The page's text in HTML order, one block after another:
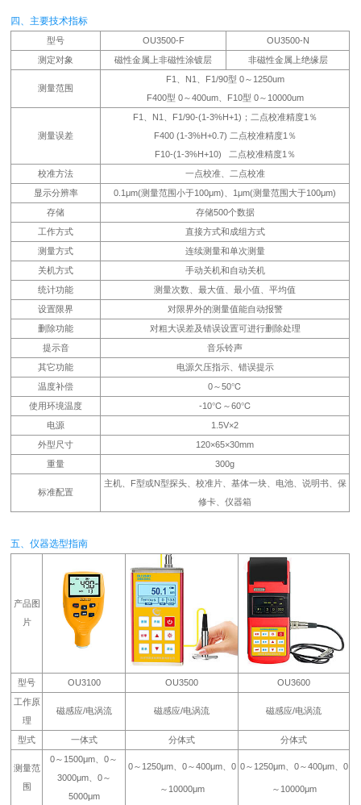
四、主要技术指标
型号 OU3500-F
OU3500-N
测定对象
磁性金属上非磁性涂镀层 非磁性金属上绝缘层
测量范围
F1、N1、F1/90型 0～1250um
F400型 0～400um、F10型 0～10000um
测量误差
F1、N1、F1/90-(1-3%H+1)；二点校准精度1％
F400 (1-3%H+0.7) 二点校准精度1％
F10-(1-3%H+10) 二点校准精度1％
校准方法
一点校准、二点校准
显示分辨率
0.1μm(测量范围小于100μm)、1μm(测量范围大于100μm)
存储
存储500个数据
工作方式
直接方式和成组方式
测量方式
连续测量和单次测量
关机方式
手动关机和自动关机
统计功能
测量次数、最大值、最小值、平均值
设置限界
对限界外的测量值能自动报警
删除功能
对粗大误差及错误设置可进行删除处理
提示音
音乐铃声
其它功能
电源欠压指示、错误提示
温度补偿
0～50℃
使用环境温度
-10℃～60℃
电源
1.5V×2
外型尺寸
120×65×30mm
重量
300g
标准配置
主机、F型或N型探头、校准片、基体一块、电池、说明书、保
修卡、仪器箱
五、仪器选型指南
产品图
片
型号 OU3100 OU3500
OU3600
工作原
理
磁感应/电涡流 磁感应/电涡流 磁感应/电涡流
型式 一体式 分体式 分体式
测量范
围
0～1500μm、0～
3000μm、0～
5000μm
0～1250μm、0～400μm、0
～10000μm
0～1250μm、0～400μm、0
～10000μm